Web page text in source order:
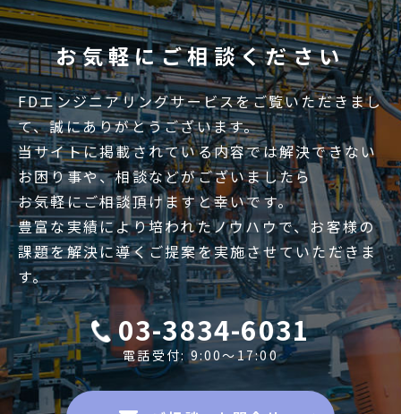
お気軽にご相談ください
FDエンジニアリングサービスをご覧いただきまし
て、誠にありがとうございます。
当サイトに掲載されている内容では解決できない
お困り事や、相談などがございましたら
お気軽にご相談頂けますと幸いです。
豊富な実績により培われたノウハウで、お客様の
課題を解決に導くご提案を実施させていただきま
す。
03-3834-6031
電話受付: 9:00〜17:00